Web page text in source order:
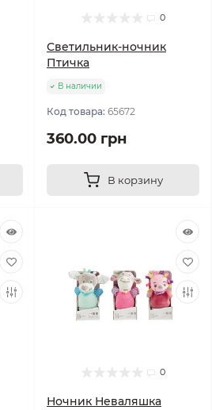
0
Светильник-ночник
Птичка
В наличии
Код товара: 65672
360.00 грн
В корзину
0
Ночник Неваляшка